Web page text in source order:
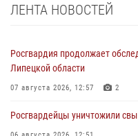
ЛЕНТА НОВОСТЕЙ
Росгвардия продолжает
Липецкой области
07 августа 2026, 12:57 2
Росгвардейцы уничтожили